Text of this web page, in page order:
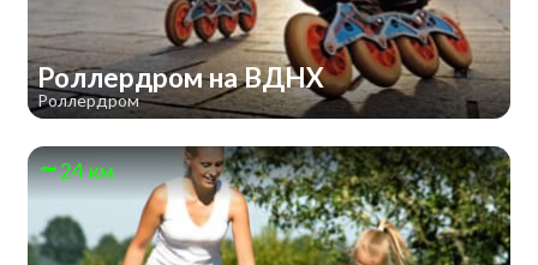
Роллердром на ВДНХ
Роллердром
24 км